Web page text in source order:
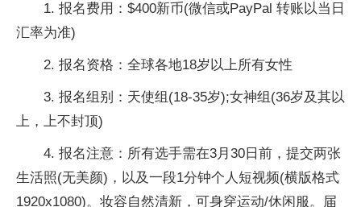
1. 报名费用：$400新币(微信或PayPal 转账以当日
汇率为准)
2. 报名资格：全球各地18岁以上所有女性
3. 报名组别：天使组(18-35岁);女神组(36岁及其以
上，上不封顶)
4. 报名注意：所有选手需在3月30日前，提交两张
生活照(无美颜)，以及一段1分钟个人短视频(横版格式
1920x1080)。妆容自然清新，可身穿运动/休闲服。届